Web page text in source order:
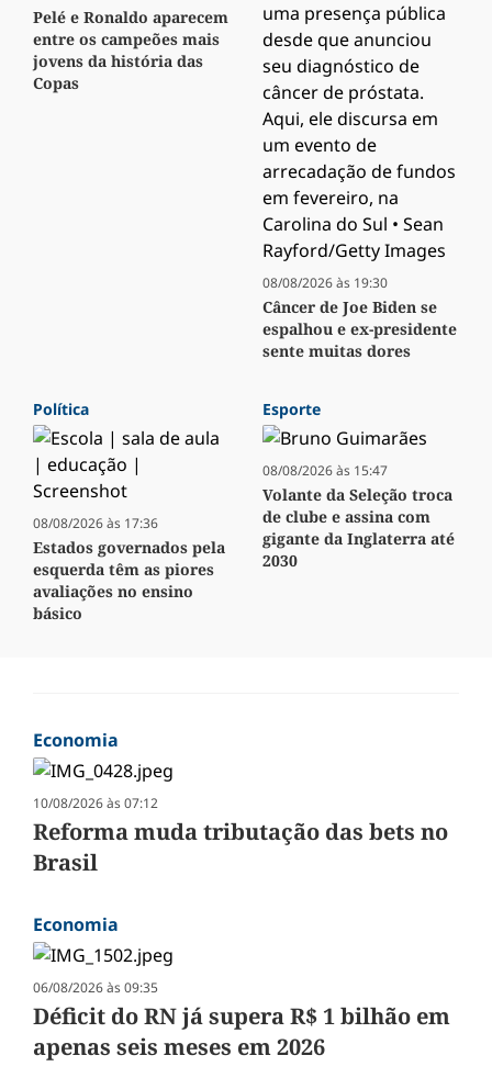
Pelé e Ronaldo aparecem
entre os campeões mais
jovens da história das
Copas
08/08/2026 às 19:30
Câncer de Joe Biden se
espalhou e ex-presidente
sente muitas dores
Política
08/08/2026 às 17:36
Estados governados pela
esquerda têm as piores
avaliações no ensino
básico
Esporte
08/08/2026 às 15:47
Volante da Seleção troca
de clube e assina com
gigante da Inglaterra até
2030
Economia
10/08/2026 às 07:12
Reforma muda tributação das bets no
Brasil
Economia
06/08/2026 às 09:35
Déficit do RN já supera R$ 1 bilhão em
apenas seis meses em 2026